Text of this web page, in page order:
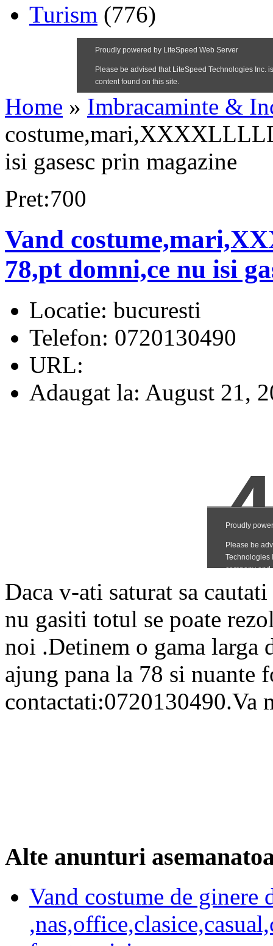
Turism (776)
Home » Imbracaminte &
isi gasesc prin magazine
Pret:700
Vand
78,pt domni,ce nu isi
Locatie: bucuresti
Telefon: 0720130490
URL:
Adaugat la: August 21,
Daca v-ati saturat sa
nu gasiti totul se poate
noi .Detinem o gama larga
ajung pana la 78 si nuante
contactati:0720130490.Va
Alte anunturi
Vand costume de ginere